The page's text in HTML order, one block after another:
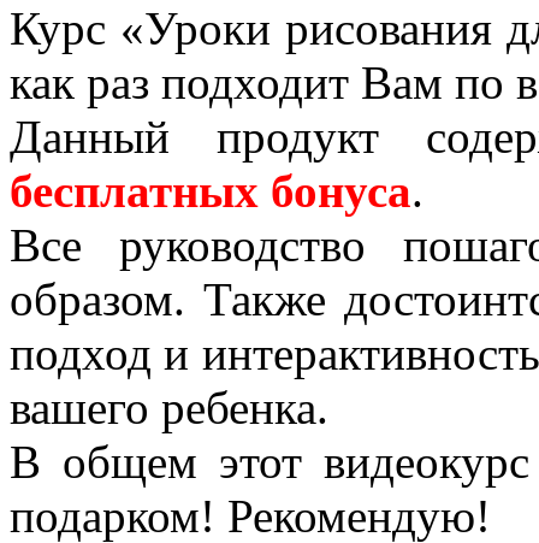
Курс «Уроки рисования
как раз подходит Вам по
Данный продукт
бесплатных бонуса.
Все руководство
образом. Также
подход и
вашего ребенка.
В общем этот
подарком! Рекомендую!